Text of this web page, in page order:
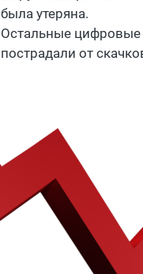
была утеряна.
Остальные
пострадали от